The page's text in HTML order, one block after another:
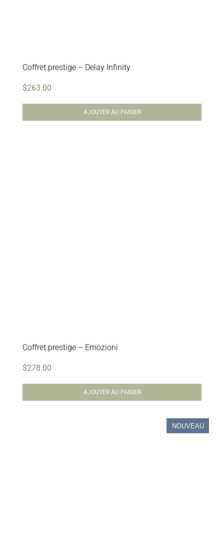
Coffret prestige – Delay Infinity
$263.00
AJOUTER AU PANIER
Coffret prestige – Emozioni
$278.00
AJOUTER AU PANIER
NOUVEAU